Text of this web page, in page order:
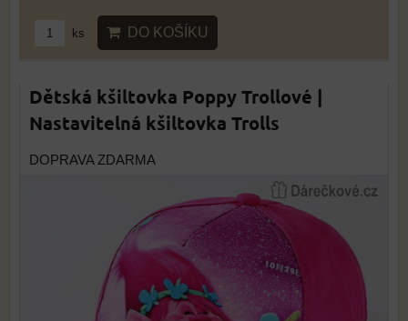
ks DO KOŠÍKU
Dětská kšiltovka Poppy Trollové |
Nastavitelná kšiltovka Trolls
DOPRAVA ZDARMA